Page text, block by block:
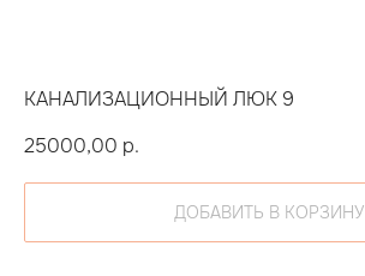
КАНАЛИЗАЦИОННЫЙ ЛЮК 9
25000,00 р.
ДОБАВИТЬ В КОРЗИНУ